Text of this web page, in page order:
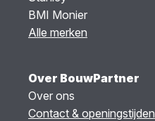
BMI Monier
Alle merken
Over BouwPartner
Over ons
Contact & openingstijden